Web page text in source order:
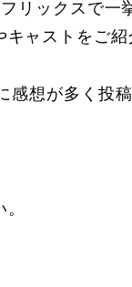
リックスで一
ャストをご紹
想が多く投稿